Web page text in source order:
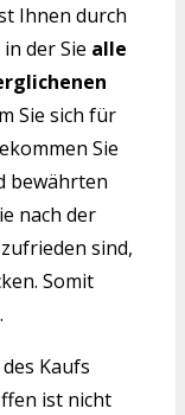
Ihnen durch
der Sie alle
Sie sich für
Sie
bewährten
nach der
sind,
Somit
Kaufs
ist nicht